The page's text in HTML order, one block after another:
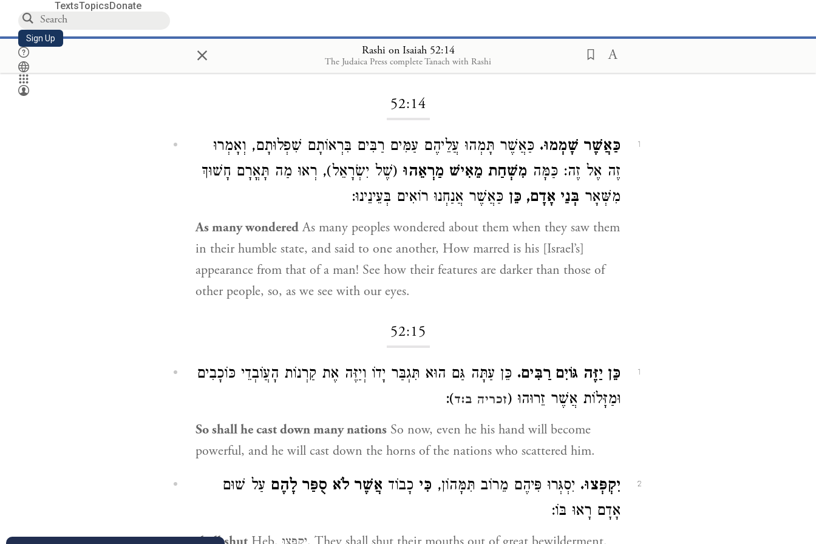
TextsTopicsDonate
Sign Up × Rashi on Isaiah 52:14
The Judaica Press complete Tanach with Rashi
Loading...
52:14
1 כַּאֲשֶׁר שָׁמְמוּ. כַּאֲשֶׁר תָּמְהוּ עֲלֵיהֶם עַמִּים רַבִּים בִּרְאוֹתָם שִׁפְלוּתָם, וְאָמְרוּ
זֶה אֶל זֶה: כַּמָּה מִשְׁחַת מֵאִישׁ מַרְאֵהוּ (שֶׁל יִשְׂרָאֵל), רְאוּ מַה תָּאֳרָם חָשׁוּךְ
מִשְּׁאָר בְּנֵי אָדָם, כֵּן כַּאֲשֶׁר אֲנַחְנוּ רוֹאִים בְּעֵינֵינוּ:
As many wonderedAs many peoples wondered about them when they saw them
in their humble state, and said to one another, How marred is his [Israel’s]
appearance from that of a man! See how their features are darker than those of
other people, so, as we see with our eyes.
52:15
1 כֵּן יַזֶּה גּוֹיִם רַבִּים. כֵּן עַתָּה גַּם הוּא תִּגְבַּר יָדוֹ וְיַזֶּה אֶת קַרְנוֹת הָעֲוֹבְדֵי כּוֹכָבִים
וּמַזָּלוֹת אֲשֶׁר זֵרוּהוּ (זכריה ב:ד):
So shall he cast down many nations So now, even he his hand will become
powerful, and he will cast down the horns of the nations who scattered him.
2 יִקְפְּצוּ. יִסְגְּרוּ פִּיהֶם מֵרוֹב תִּמָּהוֹן, כִּי כָבוֹד אֲשֶׁר לֹא סֻפַּר לָהֶם עַל שׁוּם
אָדָם רָאוּ בּוֹ: